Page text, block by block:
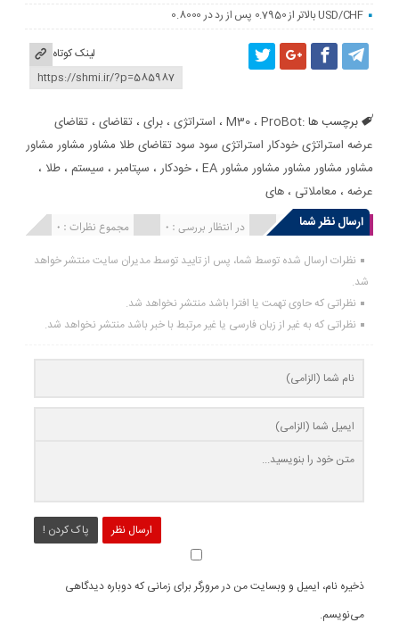
USD/CHF بالاتر از 0.7950 پس از رد در 0.8000
لینک کوتاه
برچسب ها : M30، ProBot ، استراتژی ،برای ،تقاضای ،تقاضای
عرضه استراتژی خودکار استراتژی سود سود تقاضای طلا مشاور مشاور مشاور
مشاور مشاور مشاور مشاور مشاور EA
،خودکار ، سپتامبر ، سیستم ،طلا ،
عرضه ، معاملاتی ،های
ارسال نظر شما
مجموع نظرات : 0 در انتظار بررسی : 0 انتشار یافته : 0
نظرات ارسال شده توسط شما، پس از تایید توسط مدیران سایت منتشر خواهد
شد.
نظراتی که حاوی تهمت یا افترا باشد منتشر نخواهد شد.
نظراتی که به غیر از زبان فارسی یا غیر مرتبط با خبر باشد منتشر نخواهد شد.
ارسال نظر پاک کردن !
ذخیره نام، ایمیل و وبسایت من در مرورگر برای زمانی که دوباره دیدگاهی
می‌نویسم.